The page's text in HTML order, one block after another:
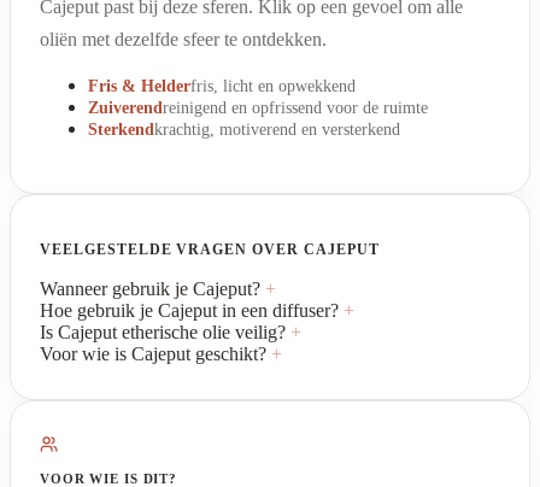
Cajeput past bij deze sferen. Klik op een gevoel om alle
oliën met dezelfde sfeer te ontdekken.
Fris & Helderfris, licht en opwekkend
Zuiverend reinigend en opfrissend voor de ruimte
Sterkend krachtig, motiverend en versterkend
VEELGESTELDE VRAGEN OVER CAJEPUT
Wanneer gebruik je Cajeput? +
Hoe gebruik je Cajeput in een diffuser? +
Is Cajeput etherische olie veilig? +
Voor wie is Cajeput geschikt? +
VOOR WIE IS DIT?